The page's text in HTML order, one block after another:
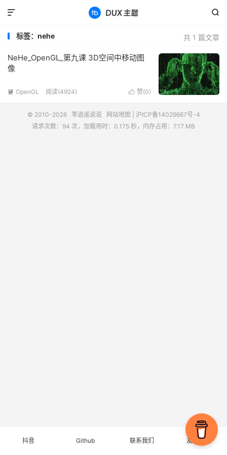


共 1 篇文章
标签：nehe
NeHe_OpenGL_第九课 3D空间中移动图
像
 赞(0)
 OpenGL 阅读(4924)
© 2010-2026 李逍遥说说 网站地图
沪ICP备14029667号-4
请求次数：94 次，加载用时：0.175 秒，内存占用：7.17 MB
抖音 Github 联系我们 友情链接